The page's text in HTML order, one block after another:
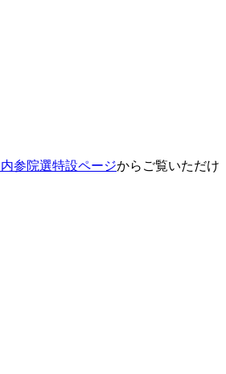
参院選特設ページからご覧いただけ